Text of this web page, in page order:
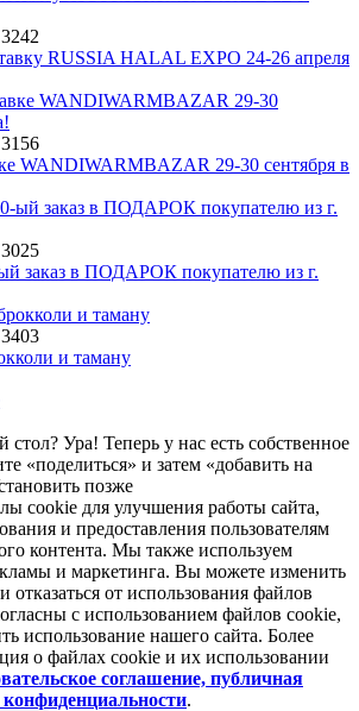
3242
RUSSIA HALAL EXPO 24-26 апреля
3156
WANDIWARMBAZAR 29-30 сентября в
3025
заказ в ПОДАРОК покупателю из г.
3403
и таману
стол? Ура! Теперь у нас есть собственное
«поделиться» и затем «добавить на
позже
cookie для улучшения работы сайта,
и предоставления пользователям
контента. Мы также используем
и маркетинга. Вы можете изменить
отказаться от использования файлов
с использованием файлов cookie,
использование нашего сайта. Более
о файлах cookie и их использовании
соглашение, публичная
.